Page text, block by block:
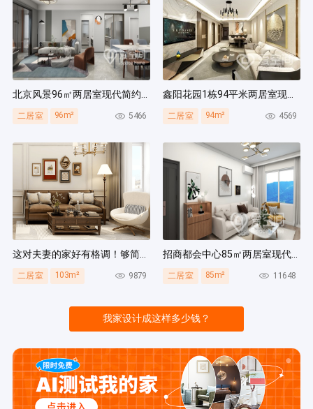
北京风景96㎡两居室现代简约风装修案例
二居室 96m² 5466
鑫阳花园1栋94平米两居室现代简约风装修案例
二居室 94m² 4569
这对夫妻的家好有格调！够简洁还复古，好打扫卫生太贴心~
二居室 103m² 9879
招商都会中心85㎡两居室现代简约风装修案例
二居室 85m² 11648
我家设计成这样多少钱？